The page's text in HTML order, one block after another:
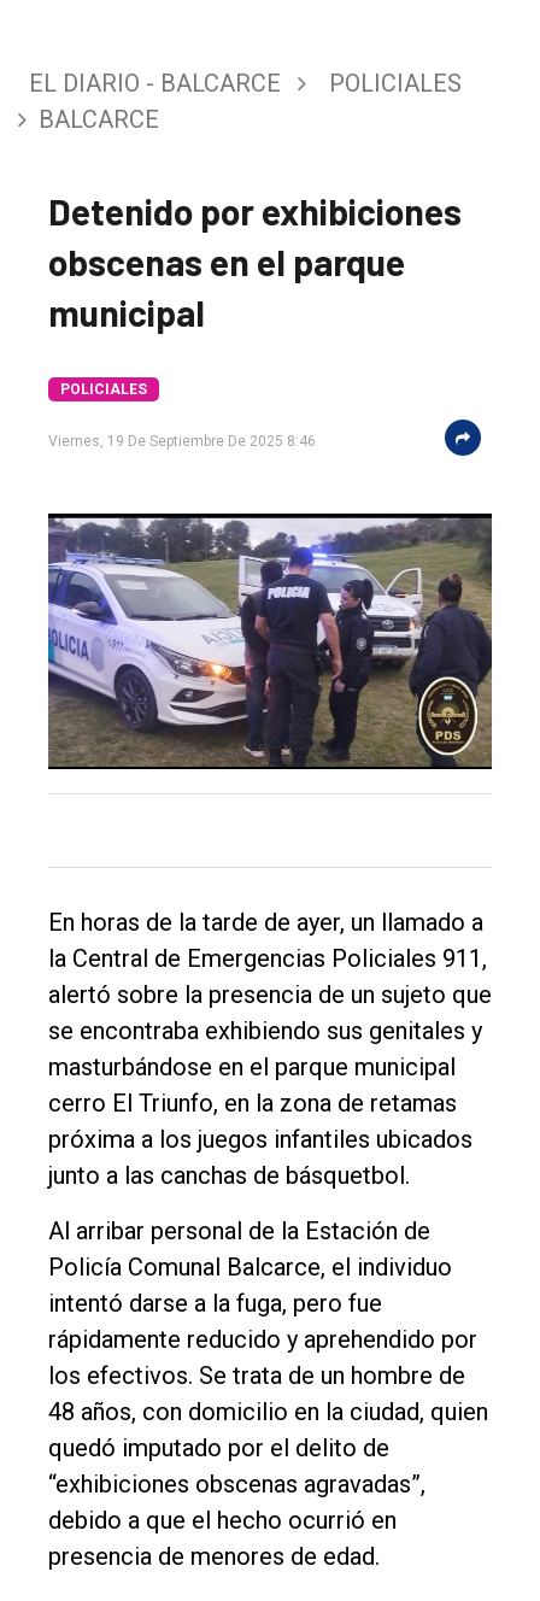
El
Balcarce
Inicio
Tendencia
Int.
General
Política
Entrevistas
Rural
Deportes
Fúnebres
Edición
Empresa
Nosotros
Contacto
EL DIARIO - BALCARCE
POLICIALES
BALCARCE
Detenido por exhibiciones
obscenas en el parque
municipal
POLICIALES
Viernes, 19 De Septiembre De 2025 8:46
En horas de la tarde de ayer, un llamado a
la Central de Emergencias Policiales 911,
alertó sobre la presencia de un sujeto que
se encontraba exhibiendo sus genitales y
masturbándose en el parque municipal
cerro El Triunfo, en la zona de retamas
próxima a los juegos infantiles ubicados
junto a las canchas de básquetbol.
Al arribar personal de la Estación de
Policía Comunal Balcarce, el individuo
intentó darse a la fuga, pero fue
rápidamente reducido y aprehendido por
los efectivos. Se trata de un hombre de
48 años, con domicilio en la ciudad, quien
quedó imputado por el delito de
“exhibiciones obscenas agravadas”,
debido a que el hecho ocurrió en
presencia de menores de edad.